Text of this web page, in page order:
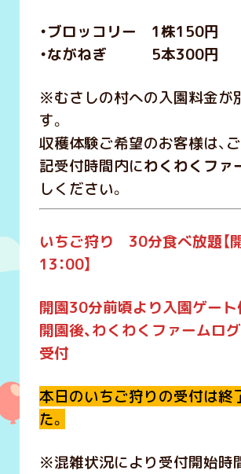
・ブロッコリー 1株150円
・ながねぎ 5本300円
※むさしの村への入園料金が
す。
収穫体験ご希望のお客様は、
記受付時間内にわくわくファ
しください。
いちご狩り 30分食べ放題【
13：00】
開園30分前頃より入園ゲー
開園後、わくわくファームロ
受付
本日のいちご狩りの受付は終
た。
※混雑状況により受付開始時